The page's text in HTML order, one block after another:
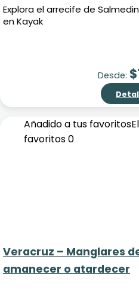
Explora el arrecife de
en Kayak
Desde: $
Añadido a tus favoritos
favoritos0
Veracruz – Manglares
amanecer o atardecer